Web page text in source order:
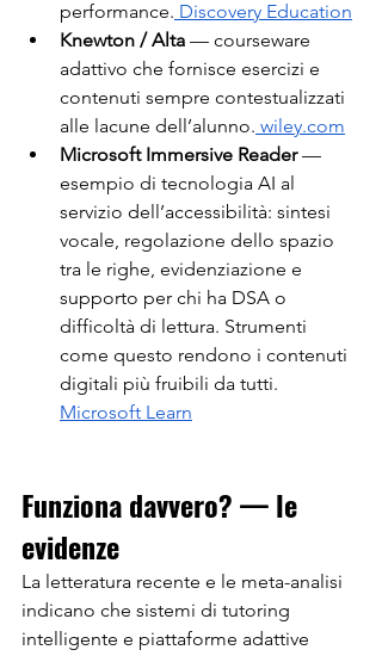
performance. Discovery Education
Knewton / Alta — courseware
adattivo che fornisce esercizi e
contenuti sempre contestualizzati
alle lacune dell’alunno. wiley.com
Microsoft Immersive Reader —
esempio di tecnologia AI al
servizio dell’accessibilità: sintesi
vocale, regolazione dello spazio
tra le righe, evidenziazione e
supporto per chi ha DSA o
difficoltà di lettura. Strumenti
come questo rendono i contenuti
digitali più fruibili da tutti.
Microsoft Learn
Funziona davvero? — le
evidenze
La letteratura recente e le meta-analisi
indicano che sistemi di tutoring
intelligente e piattaforme adattive